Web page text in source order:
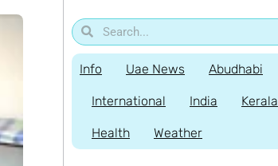
Info Uae News Abudhabi
International India Kerala
Health Weather